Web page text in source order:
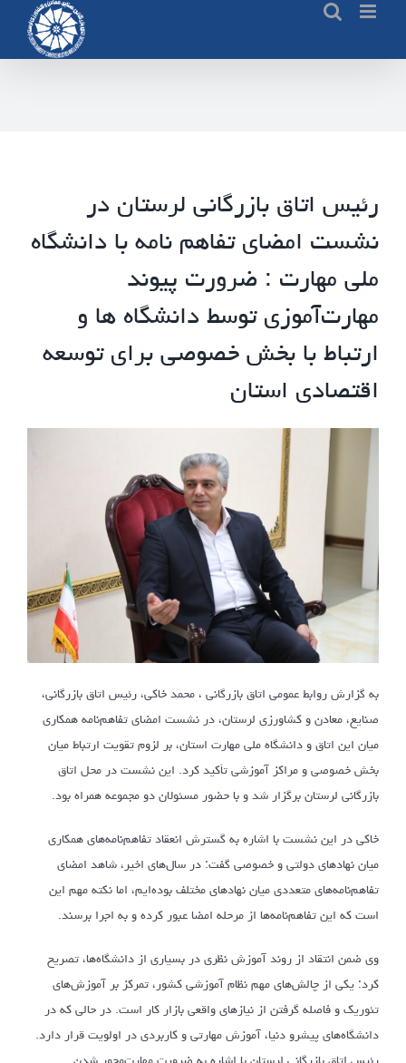
content
رئیس اتاق بازرگانی لرستان در
نشست امضای تفاهم نامه با دانشگاه
ملی مهارت : ضرورت پیوند
مهارت‌آموزی توسط دانشگاه ها و
ارتباط با بخش خصوصی برای توسعه
اقتصادی استان
به گزارش روابط عمومی اتاق بازرگانی ، محمد خاکی، رئیس اتاق بازرگانی،
صنایع، معادن و کشاورزی لرستان، در نشست امضای تفاهم‌نامه همکاری
میان این اتاق و دانشگاه ملی مهارت استان، بر لزوم تقویت ارتباط میان
بخش خصوصی و مراکز آموزشی تأکید کرد. این نشست در محل اتاق
بازرگانی لرستان برگزار شد و با حضور مسئولان دو مجموعه همراه بود.
خاکی در این نشست با اشاره به گسترش انعقاد تفاهم‌نامه‌های همکاری
میان نهادهای دولتی و خصوصی گفت: در سال‌های اخیر، شاهد امضای
تفاهم‌نامه‌های متعددی میان نهادهای مختلف بوده‌ایم، اما نکته مهم این
است که این تفاهم‌نامه‌ها از مرحله امضا عبور کرده و به اجرا برسند.
وی ضمن انتقاد از روند آموزش نظری در بسیاری از دانشگاه‌ها، تصریح
کرد: یکی از چالش‌های مهم نظام آموزشی کشور، تمرکز بر آموزش‌های
تئوریک و فاصله گرفتن از نیازهای واقعی بازار کار است. در حالی که در
دانشگاه‌های پیشرو دنیا، آموزش مهارتی و کاربردی در اولویت قرار دارد.